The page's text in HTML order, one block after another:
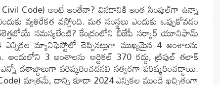
Code) అంటే ఇంతేనా? వినడానికి ఇంత సింపుల్‌గా ఉన్నా
వస్తోంది. మత సంస్థలు ఎందుకు ఒప్పుకోవడం
సమస్యలేంటి? కేంద్రంలోని బీజేపీ సర్కార్ యూనిఫామ్
మ్యానిఫెస్టోలో చెప్పినట్లుగా ముఖ్యమైన 4 అంశాలను
3 అంశాలను ఆర్టికల్ 370 రద్దు, ట్రిపుల్ తలాక్
దశాబ్దాలుగా పరిష్కరించడనవి సత్వరగా పరిష్కరించడ్డాయి.
మాత్రమే,దాన్ని కూడా 2024 ఎన్నికల ముందే ఖచ్చితంగా